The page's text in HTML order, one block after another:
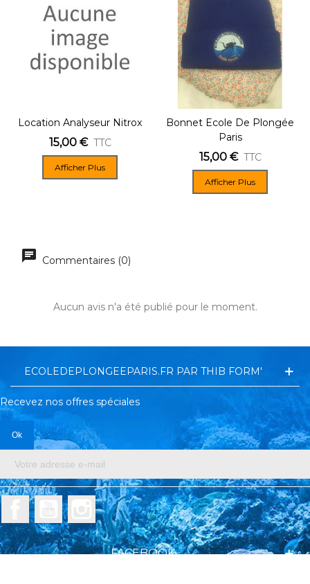
Location Analyseur Nitrox
15,00 € TTC
Afficher Plus
Bonnet Ecole De Plongée
Paris
15,00 € TTC
Afficher Plus
Commentaires (0)
Aucun avis n'a été publié pour le moment.
ECOLEDEPLONGEEPARIS.FR PAR THIB FORM'
Recevez nos offres spéciales
FacebookYouTubeInstagram
FACEBOOK